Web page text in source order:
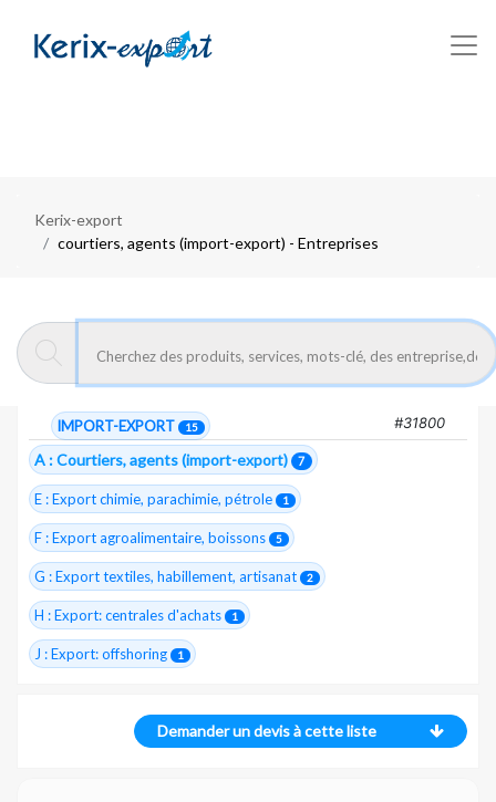
Kerix-export
courtiers, agents (import-export) - Entreprises
agents (import-export)
7 entreprises trouvées
IMPORT-EXPORT 15 #31800
A : Courtiers, agents (import-export) 7
E : Export chimie, parachimie, pétrole 1
F : Export agroalimentaire, boissons 5
G : Export textiles, habillement, artisanat 2
H : Export: centrales d'achats 1
J : Export: offshoring 1
Demander un devis à cette liste